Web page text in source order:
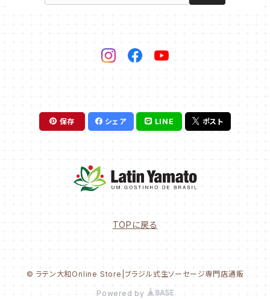
保存 シェア LINE ポスト
TOPに戻る
© ラテン大和Online Store|ブラジル式生ソーセージ専門店通販
Powered by